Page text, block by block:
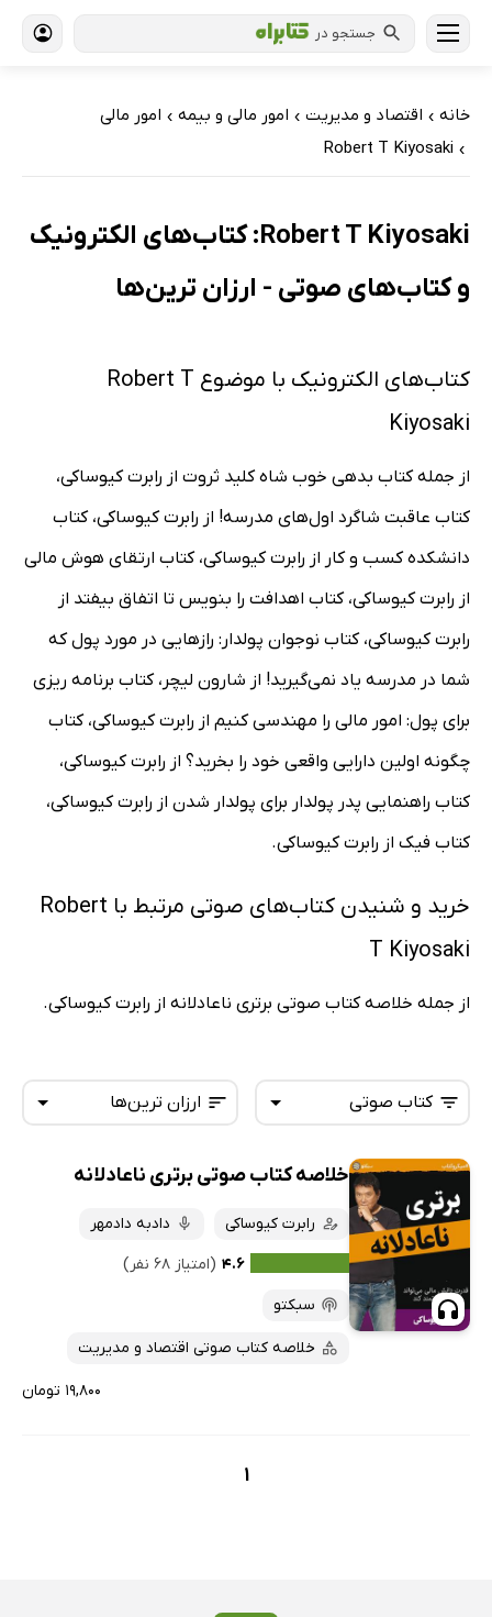
جستجو در
خانه › اقتصاد و مدیریت › امور مالی و بیمه › امور مالی
›
Robert T Kiyosaki
Robert T Kiyosaki: کتاب‌های الکترونیک
و کتاب‌های صوتی - ارزان ترین‌ها
کتاب‌های الکترونیک با موضوع Robert T
Kiyosaki
از جمله کتاب بدهی خوب شاه کلید ثروت از رابرت کیوساکی،
کتاب عاقبت شاگرد اول‌های مدرسه! از رابرت کیوساکی، کتاب
دانشکده کسب و کار از رابرت کیوساکی، کتاب ارتقای هوش مالی
از رابرت کیوساکی، کتاب اهدافت را بنویس تا اتفاق بیفتد از
رابرت کیوساکی، کتاب نوجوان پولدار: رازهایی در مورد پول که
شما در مدرسه یاد نمی‌گیرید! از شارون لیچر، کتاب برنامه ریزی
برای پول: امور مالی را مهندسی کنیم از رابرت کیوساکی، کتاب
چگونه اولین دارایی واقعی خود را بخرید؟ از رابرت کیوساکی،
کتاب راهنمایی پدر پولدار برای پولدار شدن از رابرت کیوساکی،
کتاب فیک از رابرت کیوساکی.
خرید و شنیدن کتاب‌های صوتی مرتبط با Robert
T Kiyosaki
از جمله خلاصه کتاب صوتی برتری ناعادلانه از رابرت کیوساکی.
ارزان ترین‌ها
تازه‌ها
داغ‌ترین‌ها
پرفروش‌ها
ارزان ترین‌ها
کتاب صوتی
همه کتاب‌ها
کتاب‌های صوتی
کتاب‌های متنی
خلاصه کتاب صوتی برتری ناعادلانه
رابرت کیوساکی
دادبه دادمهر
۴.۶ (امتیاز ۶۸ نفر)
سبکتو
خلاصه کتاب صوتی اقتصاد و مدیریت
۱۹,۸۰۰ تومان
1